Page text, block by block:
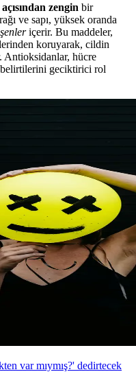
zengin bir
ve sapı, yüksek oranda
içerir. Bu maddeler,
koruyarak, cildin
Antioksidanlar, hücre
geciktirici rol
var mıymış?' dedirtecek